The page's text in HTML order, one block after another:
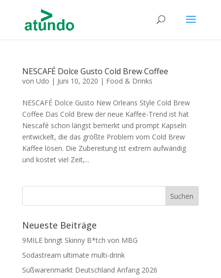
NESCAFÉ Dolce Gusto Cold Brew Coffee
von Udo | Juni 10, 2020 | Food & Drinks
NESCAFÉ Dolce Gusto New Orleans Style Cold Brew
Coffee Das Cold Brew der neue Kaffee-Trend ist hat
Nescafé schon längst bemerkt und prompt Kapseln
entwickelt, die das größte Problem vom Cold Brew
Kaffee lösen. Die Zubereitung ist extrem aufwändig
und kostet viel Zeit,...
Neueste Beiträge
9MILE bringt Skinny B*tch von MBG
Sodastream ultimate multi-drink
Süßwarenmarkt Deutschland Anfang 2026